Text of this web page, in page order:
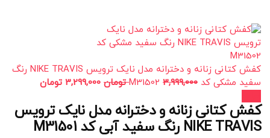
کفش کتانی زنانه و دخترانه مدل نایک ترویس NIKE TRAVIS رنگ
سفید مشکی کد M31502 3,999,000 تومان 3,299,000 تومان
کفش کتانی زنانه و دخترانه مدل نایک ترویس
NIKE TRAVIS رنگ سفید آبی کد M31501